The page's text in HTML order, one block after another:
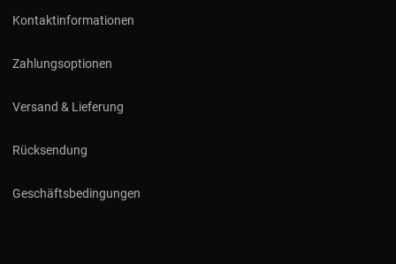
Kontaktinformationen
Zahlungsoptionen
Versand & Lieferung
Rücksendung
Geschäftsbedingungen